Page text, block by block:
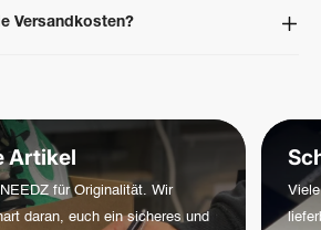
Artikel muss ungetragen und in
Versandkosten?
eingegeben hast.
Artikel
für Originalität. Wir
daran, euch ein sicheres und